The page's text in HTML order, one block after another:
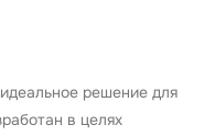
решение для
в целях